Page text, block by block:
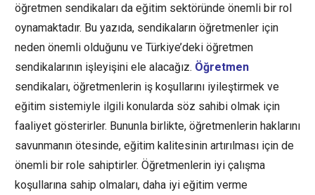
öğretmen sendikaları da eğitim sektöründe önemli bir rol
oynamaktadır. Bu yazıda, sendikaların öğretmenler için
neden önemli olduğunu ve Türkiye’deki öğretmen
sendikalarının işleyişini ele alacağız. Öğretmen
sendikaları, öğretmenlerin iş koşullarını iyileştirmek ve
eğitim sistemiyle ilgili konularda söz sahibi olmak için
faaliyet gösterirler. Bununla birlikte, öğretmenlerin haklarını
savunmanın ötesinde, eğitim kalitesinin artırılması için de
önemli bir role sahiptirler. Öğretmenlerin iyi çalışma
koşullarına sahip olmaları, daha iyi eğitim verme